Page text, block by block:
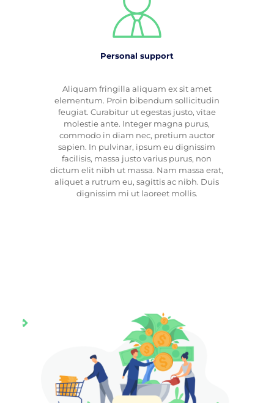
Personal support
Aliquam fringilla aliquam ex sit amet
elementum. Proin bibendum sollicitudin
feugiat. Curabitur ut egestas justo, vitae
molestie ante. Integer magna purus,
commodo in diam nec, pretium auctor
sapien. In pulvinar, ipsum eu dignissim
facilisis, massa justo varius purus, non
dictum elit nibh ut massa. Nam massa erat,
aliquet a rutrum eu, sagittis ac nibh. Duis
dignissim mi ut laoreet mollis.